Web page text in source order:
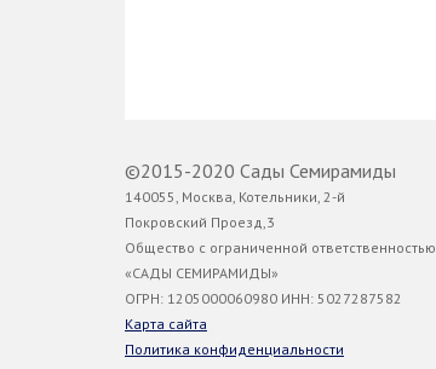
©2015-2020 Сады Семирамиды
140055, Москва, Котельники, 2-й
Покровский Проезд,3
Общество с ограниченной ответственностью
«САДЫ СЕМИРАМИДЫ»
ОГРН: 1205000060980 ИНН: 5027287582
Карта сайта
Политика конфиденциальности